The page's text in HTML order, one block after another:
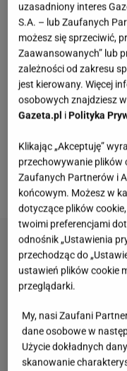
Kiedy w 2006 roku
młodej asystentki
przypuszczał, że
punktem
Miranda Priestly
perfekcji i
ikoną modowej
kontrasty i
filmu.
uzasadniony interes
S.A. – lub Zaufanych
możesz się sprzeciwić,
Zaawansowanych” lub
zależności od zakresu
jest kierowany. Więcej
osobowych znajdziesz
Gazeta.pl i Polityka
Klikając „Akceptuję”
przechowywanie plików
Zaufanych Partnerów i
końcowym. Możesz w
dotyczące plików
twoimi preferencjami
odnośnik „Ustawienia
przechodząc do
ustawień plików cookie
przeglądarki.
My, nasi Zaufani
dane osobowe w
Użycie dokładnych
skanowanie